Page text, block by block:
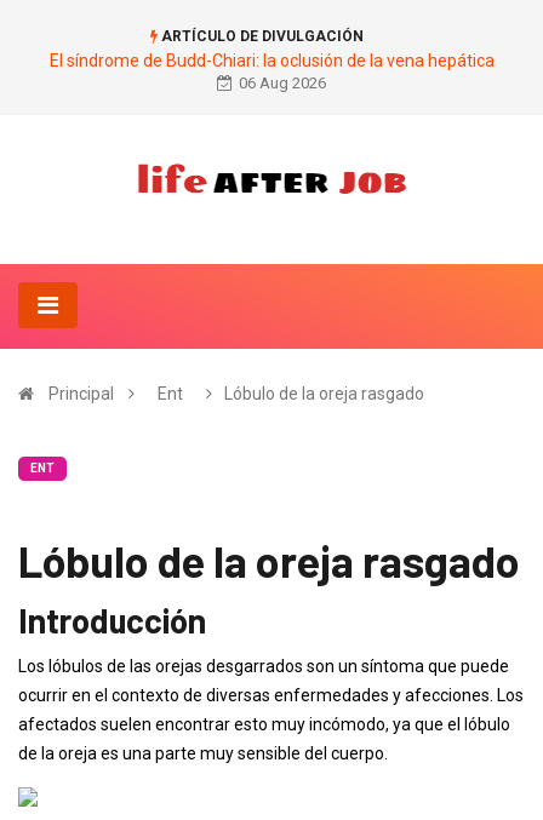
ARTÍCULO DE DIVULGACIÓN
El síndrome de Budd-Chiari: la oclusión de la vena hepática
06 Aug 2026
Principal Ent Lóbulo de la oreja rasgado
ENT
Lóbulo de la oreja rasgado
Introducción
Los lóbulos de las orejas desgarrados son un síntoma que puede
ocurrir en el contexto de diversas enfermedades y afecciones. Los
afectados suelen encontrar esto muy incómodo, ya que el lóbulo
de la oreja es una parte muy sensible del cuerpo.